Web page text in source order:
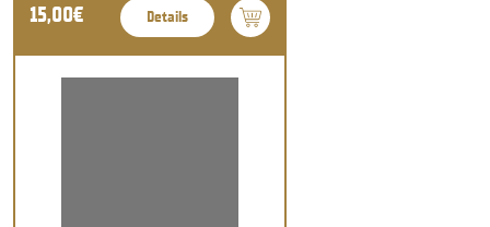
15,00€ Details